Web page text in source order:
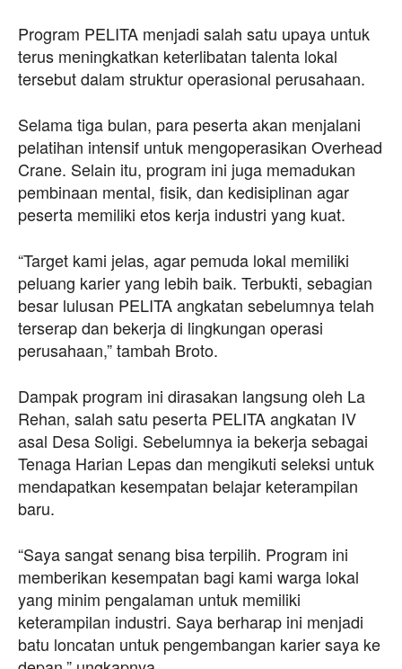
Program PELITA menjadi salah satu upaya untuk
terus meningkatkan keterlibatan talenta lokal
tersebut dalam struktur operasional perusahaan.
Selama tiga bulan, para peserta akan menjalani
pelatihan intensif untuk mengoperasikan Overhead
Crane. Selain itu, program ini juga memadukan
pembinaan mental, fisik, dan kedisiplinan agar
peserta memiliki etos kerja industri yang kuat.
“Target kami jelas, agar pemuda lokal memiliki
peluang karier yang lebih baik. Terbukti, sebagian
besar lulusan PELITA angkatan sebelumnya telah
terserap dan bekerja di lingkungan operasi
perusahaan,” tambah Broto.
Dampak program ini dirasakan langsung oleh La
Rehan, salah satu peserta PELITA angkatan IV
asal Desa Soligi. Sebelumnya ia bekerja sebagai
Tenaga Harian Lepas dan mengikuti seleksi untuk
mendapatkan kesempatan belajar keterampilan
baru.
“Saya sangat senang bisa terpilih. Program ini
memberikan kesempatan bagi kami warga lokal
yang minim pengalaman untuk memiliki
keterampilan industri. Saya berharap ini menjadi
batu loncatan untuk pengembangan karier saya ke